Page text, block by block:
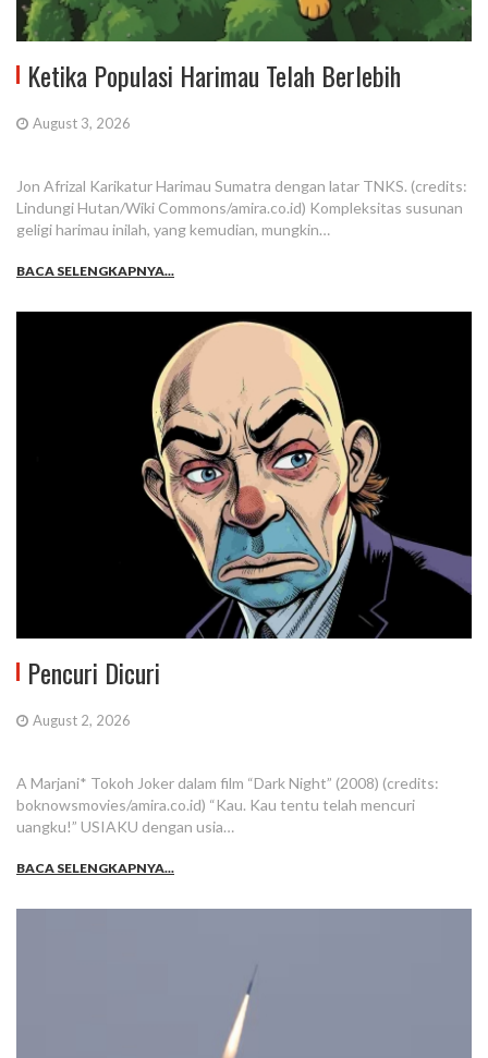
Ketika Populasi Harimau Telah Berlebih
August 3, 2026
Jon Afrizal Karikatur Harimau Sumatra dengan latar TNKS. (credits:
Lindungi Hutan/Wiki Commons/amira.co.id) Kompleksitas susunan
geligi harimau inilah, yang kemudian, mungkin…
BACA SELENGKAPNYA...
Pencuri Dicuri
August 2, 2026
A Marjani* Tokoh Joker dalam film “Dark Night” (2008) (credits:
boknowsmovies/amira.co.id) “Kau. Kau tentu telah mencuri
uangku!” USIAKU dengan usia…
BACA SELENGKAPNYA...